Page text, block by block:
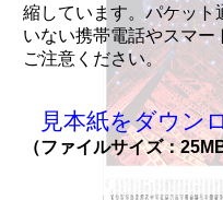
縮しています。パケット
いない携帯電話やスマー
ご注意ください。
見本紙をダウン
（ファイルサイズ：